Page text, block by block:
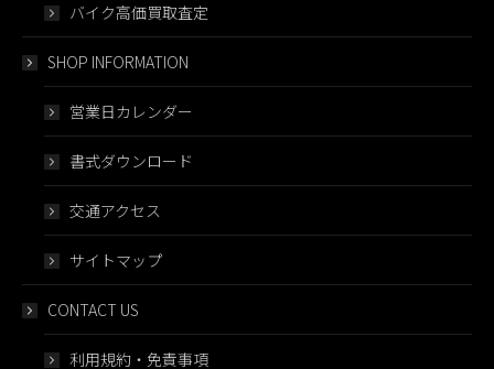
バイク高価買取査定
SHOP INFORMATION
営業日カレンダー
書式ダウンロード
交通アクセス
サイトマップ
CONTACT US
利用規約・免責事項